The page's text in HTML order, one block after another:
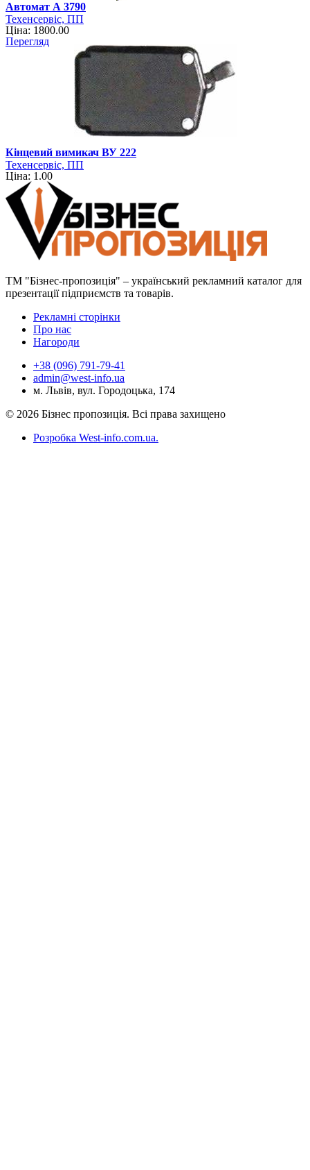
Автомат А 3790
Техенсервіс, ПП
Ціна: 1800.00
Перегляд
Кінцевий вимикач ВУ 222
Техенсервіс, ПП
Ціна: 1.00
ТМ "Бізнес-пропозиція" – український рекламний каталог для
презентації підприємств та товарів.
Рекламні сторінки
Про нас
Нагороди
+38 (096) 791-79-41
admin@west-info.ua
м. Львів, вул. Городоцька, 174
© 2026 Бізнес пропозиція. Всі права захищено
Розробка West-info.com.ua.